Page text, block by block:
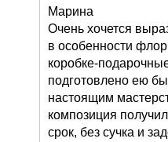
Марина
Очень хочется
в особенности
коробке-
подготовлено ею
настоящим
композиция
срок, без сучка и